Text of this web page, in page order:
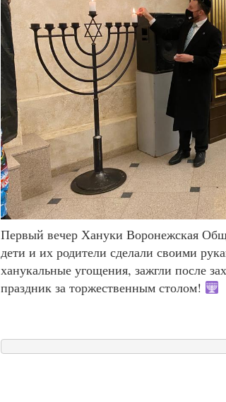
Первый вечер Хануки Воронежская
дети и их родители сделали своими
ханукальные угощения, зажгли после
праздник за торжественным столом!